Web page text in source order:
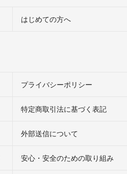
はじめての方へ
プライバシーポリシー
特定商取引法に基づく表記
外部送信について
安心・安全のための取り組み